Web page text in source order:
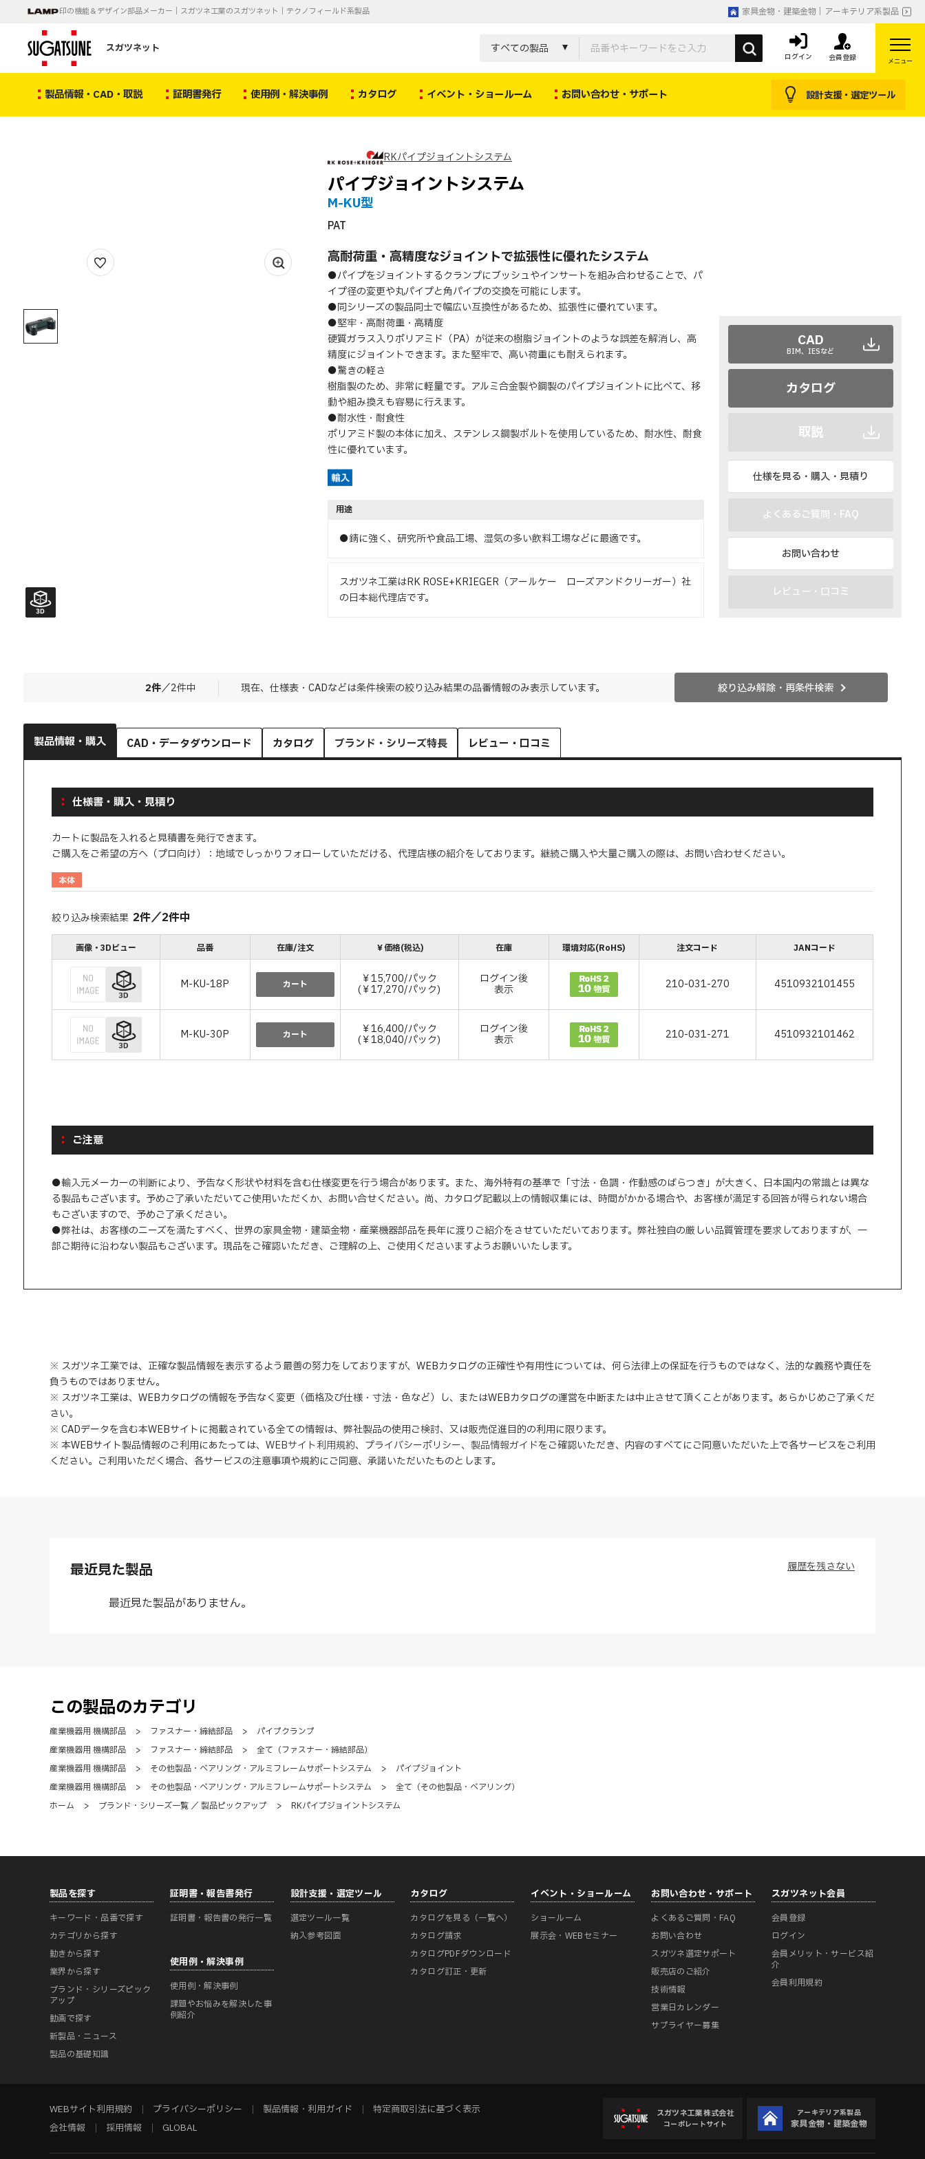
印の機能＆デザイン部品メーカー｜スガツネ工業のスガツネット｜テクノフィールド系製品 家具金物・建築金物｜アーキテリア系製品
スガツネット すべての製品
ログイン 会員登録 メニュー
製品情報・CAD・取説 証明書発行 使用例・解決事例 カタログ イベント・ショールーム お問い合わせ・サポート 設計支援・選定ツール
RKパイプジョイントシステム
パイプジョイントシステム
M-KU型
PAT
高耐荷重・高精度なジョイントで拡張性に優れたシステム
●パイプをジョイントするクランプにブッシュやインサートを組み合わせることで、パ
イプ径の変更や丸パイプと角パイプの交換を可能にします。
●同シリーズの製品同士で幅広い互換性があるため、拡張性に優れています。
●堅牢・高耐荷重・高精度
硬質ガラス入りポリアミド（PA）が従来の樹脂ジョイントのような誤差を解消し、高
精度にジョイントできます。また堅牢で、高い荷重にも耐えられます。
●驚きの軽さ
樹脂製のため、非常に軽量です。アルミ合金製や鋼製のパイプジョイントに比べて、移
動や組み換えも容易に行えます。
●耐水性・耐食性
ポリアミド製の本体に加え、ステンレス鋼製ボルトを使用しているため、耐水性、耐食
性に優れています。
用途
●錆に強く、研究所や食品工場、湿気の多い飲料工場などに最適です。
スガツネ工業はRK ROSE+KRIEGER（アールケー ローズアンドクリーガー）社
の日本総代理店です。
CAD
BIM、IESなど
カタログ
取説
仕様を見る・購入・見積り
よくあるご質問・FAQ
お問い合わせ
レビュー・口コミ
2件／2件中 現在、仕様表・CADなどは条件検索の絞り込み結果の品番情報のみ表示しています。 絞り込み解除・再条件検索
製品情報・購入 CAD・データダウンロード カタログ ブランド・シリーズ特長 レビュー・口コミ
仕様書・購入・見積り
カートに製品を入れると見積書を発行できます。
ご購入をご希望の方へ（プロ向け）：地域でしっかりフォローしていただける、代理店様の紹介をしております。継続ご購入や大量ご購入の際は、お問い合わせください。
本体
絞り込み検索結果 2件／2件中
画像・3Dビュー 品番 在庫/注文 ￥価格(税込) 在庫 環境対応(RoHS) 注文コード JANコード
M-KU-18P カート ￥15,700/パック
(￥17,270/パック)
ログイン後
表示 210-031-270 4510932101455
M-KU-30P カート ￥16,400/パック
(￥18,040/パック)
ログイン後
表示 210-031-271 4510932101462
ご注意
●輸入元メーカーの判断により、予告なく形状や材料を含む仕様変更を行う場合があります。また、海外特有の基準で「寸法・色調・作動感のばらつき」が大きく、日本国内の常識とは異な
る製品もございます。予めご了承いただいてご使用いただくか、お問い合せください。尚、カタログ記載以上の情報収集には、時間がかかる場合や、お客様が満足する回答が得られない場合
もございますので、予めご了承ください。
●弊社は、お客様のニーズを満たすべく、世界の家具金物・建築金物・産業機器部品を長年に渡りご紹介をさせていただいております。弊社独自の厳しい品質管理を要求しておりますが、一
部ご期待に沿わない製品もございます。現品をご確認いただき、ご理解の上、ご使用くださいますようお願いいたします。
※ スガツネ工業では、正確な製品情報を表示するよう最善の努力をしておりますが、WEBカタログの正確性や有用性については、何ら法律上の保証を行うものではなく、法的な義務や責任を
負うものではありません。
※ スガツネ工業は、WEBカタログの情報を予告なく変更（価格及び仕様・寸法・色など）し、またはWEBカタログの運営を中断または中止させて頂くことがあります。あらかじめご了承くだ
さい。
※ CADデータを含む本WEBサイトに掲載されている全ての情報は、弊社製品の使用ご検討、又は販売促進目的の利用に限ります。
※ 本WEBサイト製品情報のご利用にあたっては、 WEBサイト利用規約、 プライバシーポリシー、 製品情報ガイドをご確認いただき、内容のすべてにご同意いただいた上で各サービスをご利用
ください。ご利用いただく場合、各サービスの注意事項や規約にご同意、 承諾いただいたものとします。
最近見た製品
最近見た製品がありません。
履歴を残さない
この製品のカテゴリ
産業機器用 機構部品 > ファスナー・締結部品 >
パイプクランプ
産業機器用 機構部品
> ファスナー・締結部品 >
全て（ファスナー・締結部品）
産業機器用 機構部品
> その他製品・ベアリング・アルミフレームサポートシステム >
パイプジョイント
産業機器用 機構部品
> その他製品・ベアリング・アルミフレームサポートシステム >
全て（その他製品・ベアリング）
ホーム
> ブランド・シリーズ一覧 ／ 製品ピックアップ > RKパイプジョイントシステム
製品を探す
キーワード・品番で探す
カテゴリから探す
動きから探す
業界から探す
ブランド・シリーズピック
アップ
動画で探す
新製品・ニュース
製品の基礎知識
証明書・報告書発行
証明書・報告書の発行一覧
使用例・解決事例
使用例・解決事例
課題やお悩みを解決した事
例紹介
設計支援・選定ツール
選定ツール一覧
納入参考図面
カタログ
カタログを見る（一覧へ）
カタログ請求
カタログPDFダウンロード
カタログ訂正・更新
イベント・ショールーム
ショールーム
展示会・WEBセミナー
お問い合わせ・サポート
よくあるご質問・FAQ
お問い合わせ
スガツネ選定サポート
販売店のご紹介
技術情報
営業日カレンダー
サプライヤー募集
スガツネット会員
会員登録
ログイン
会員メリット・サービス紹
介
会員利用規約
WEBサイト利用規約 プライバシーポリシー 製品情報・利用ガイド
特定商取引法に基づく表示
会社情報
採用情報 GLOBAL
スガツネ工業株式会社
コーポレートサイト
アーキテリア系製品
家具金物・建築金物